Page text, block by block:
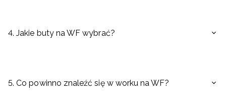
4. Jakie buty na WF wybrać?
5. Co powinno znaleźć się w worku na WF?